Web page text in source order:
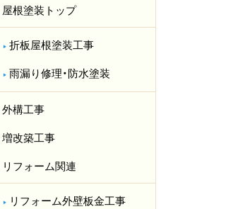
屋根塗装トップ
折板屋根塗装工事
雨漏り修理・防水塗装
外構工事
増改築工事
リフォーム関連
リフォーム外壁板金工事